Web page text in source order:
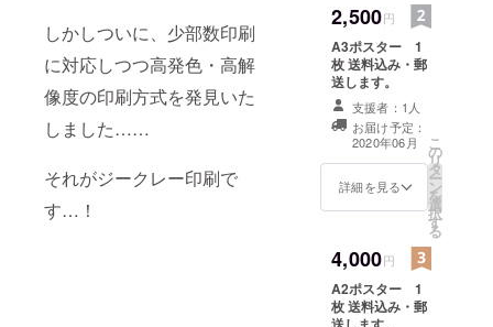
しかしついに、少部数印刷
に対応しつつ高発色・高解
像度の印刷方式を発見いた
しました……
それがジークレー印刷で
す…！
2,500円
A3ポスター 1
枚 送料込み・郵
送します。
支援者：1人
お届け予定：
2020年06月
詳細を見る
こ
の
リ
タ
ー
ン
を
選
択
す
る
4,000円
A2ポスター 1
枚 送料込み・郵